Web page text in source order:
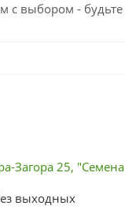
с выбором -
Загора 25,
выходных